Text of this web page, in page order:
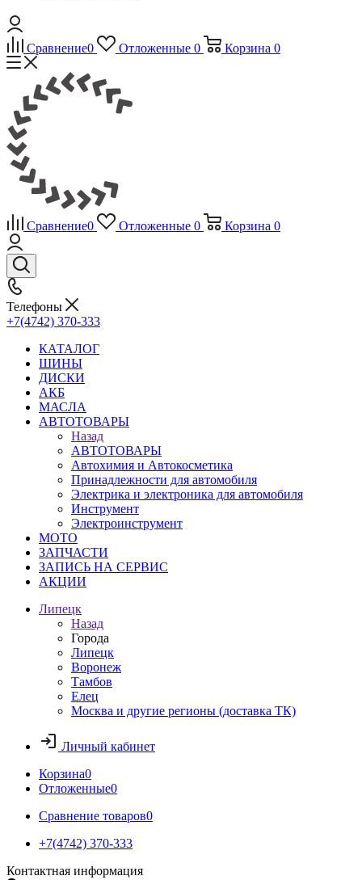
Сравнение0 Отложенные 0 Корзина 0
Сравнение0 Отложенные 0 Корзина 0
Телефоны
+7(4742) 370-333
КАТАЛОГ
ШИНЫ
ДИСКИ
АКБ
МАСЛА
АВТОТОВАРЫ
Назад
АВТОТОВАРЫ
Автохимия и Автокосметика
Принадлежности для автомобиля
Электрика и электроника для автомобиля
Инструмент
Электроинструмент
МОТО
ЗАПЧАСТИ
ЗАПИСЬ НА СЕРВИС
АКЦИИ
Липецк
Назад
Города
Липецк
Воронеж
Тамбов
Елец
Москва и другие регионы (доставка ТК)
Личный кабинет
Корзина0
Отложенные0
Сравнение товаров0
+7(4742) 370-333
Контактная информация